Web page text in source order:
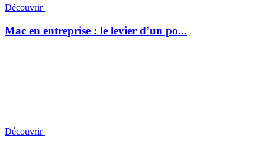
Découvrir
Mac en entreprise : le levier d’un po...
Découvrir